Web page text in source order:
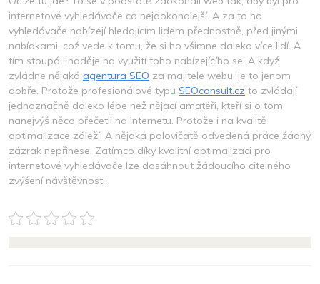
internetové vyhledávače co nejdokonalejší. A za to ho
vyhledávače nabízejí hledajícím lidem přednostně, před jinými
nabídkami, což vede k tomu, že si ho všimne daleko více lidí. A
tím stoupá i naděje na využití toho nabízejícího se. A když
zvládne nějaká agentura SEO za majitele webu, je to jenom
dobře. Protože profesionálové typu SEOconsult.cz to zvládají
jednoznačně daleko lépe než nějací amatéři, kteří si o tom
nanejvýš něco přečetli na internetu. Protože i na kvalitě
optimalizace záleží. A nějaká polovičatě odvedená práce žádný
zázrak nepřinese. Zatímco díky kvalitní optimalizaci pro
internetové vyhledávače lze dosáhnout žádoucího citelného
zvýšení návštěvnosti.